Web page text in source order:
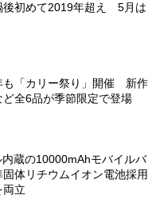
後初めて2019年超え 5月は
も「カリー祭り」開催 新作
全6品が季節限定で登場
蔵の10000mAhモバイルバ
体リチウムイオン電池採用
両立